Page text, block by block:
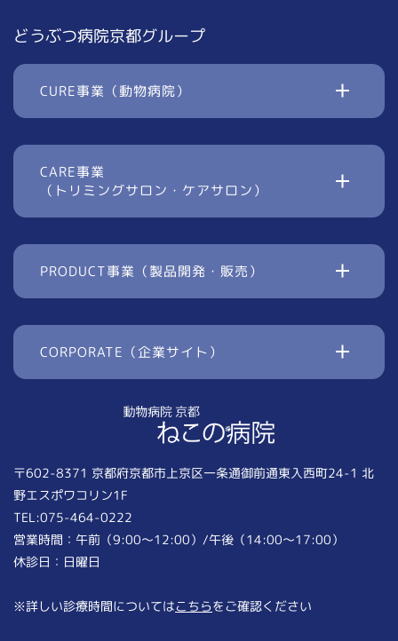
どうぶつ病院京都グループ
CURE事業（動物病院）
CARE事業
（トリミングサロン・ケアサロン）
PRODUCT事業（製品開発・販売）
CORPORATE（企業サイト）
〒602-8371 京都府京都市上京区一条通御前通東入西町24-1 北
野エスポワコリン1F
TEL:075-464-0222
営業時間：午前（9:00〜12:00）/午後（14:00〜17:00）
休診日：日曜日
※詳しい診療時間についてはこちらをご確認ください